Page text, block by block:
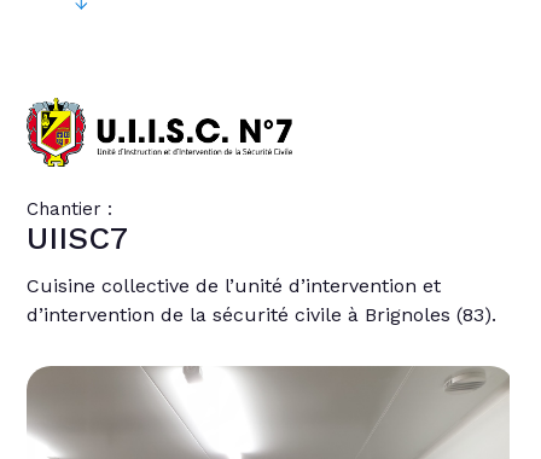
Chantier :
UIISC7
Cuisine collective de l’unité d’intervention et
d’intervention de la sécurité civile à Brignoles (83).